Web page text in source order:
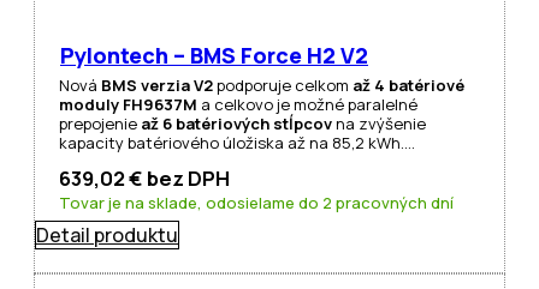
Pylontech – BMS Force H2 V2
Nová BMS verzia V2podporuje celkom až 4 batériové
moduly FH9637M a celkovo je možné paralelné
prepojenie až 6 batériových stĺpcovna zvýšenie
kapacity batériového úložiska až na 85,2 kWh.…
639,02€ bez DPH
Tovar je na sklade, odosielame do 2 pracovných dní
Detail produktu